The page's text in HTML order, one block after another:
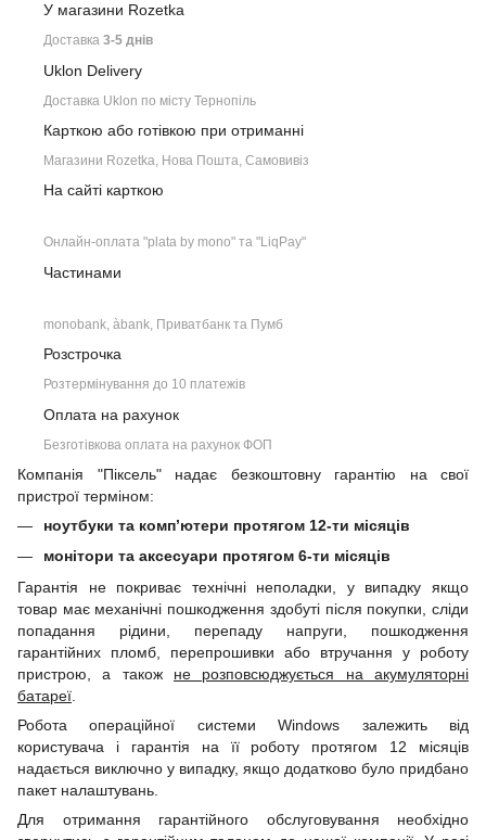
У магазини Rozetka
Доставка 3-5 днів
Uklon Delivery
Доставка Uklon по місту Тернопіль
Карткою або готівкою при отриманні
Магазини Rozetka, Нова Пошта, Самовивіз
На сайті карткою
Онлайн-оплата "plata by mono" та "LiqPay"
Частинами
monobank, àbank, Приватбанк та Пумб
Розстрочка
Розтермінування до 10 платежів
Оплата на рахунок
Безготівкова оплата на рахунок ФОП
Компанія "Піксель" надає безкоштовну гарантію на свої
пристрої терміном:
ноутбуки та комп’ютери протягом 12-ти місяців
монітори та аксесуари протягом 6-ти місяців
Гарантія не покриває технічні неполадки, у випадку якщо
товар має механічні пошкодження здобуті після покупки, сліди
попадання рідини, перепаду напруги, пошкодження
гарантійних пломб, перепрошивки або втручання у роботу
пристрою, а також не розповсюджується на акумуляторні
батареї
Робота операційної системи Windows залежить від
користувача і гарантія на її роботу протягом 12 місяців
надається виключно у випадку, якщо додатково було придбано
пакет налаштувань.
Для отримання гарантійного обслуговування необхідно